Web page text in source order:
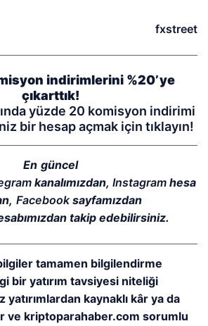
fxstreet
indirimlerini %20’ye
çıkarttık!
yüzde 20 komisyon indirimi
bir hesap açmak için tıklayın!
En güncel
kanalımızdan,Instagram hesa
Facebooksayfamızdan
takip edebilirsiniz.
tamamen bilgilendirme
bir yatırım tavsiyesi niteliği
yatırımlardan kaynaklı kâr ya da
ve kriptoparahaber.com sorumlu